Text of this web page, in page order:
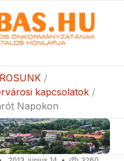
kapcsolatok
Napokon